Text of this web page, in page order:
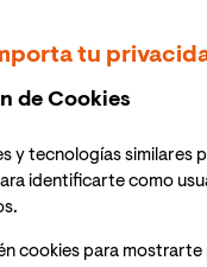
móvil
comercial fue lanzado
Móvil Nórdica
tu
de Cookies
y tecnologías similares
identificarte como
cookies para